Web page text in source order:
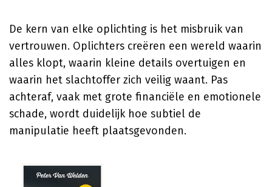
De kern van elke oplichting is het misbruik van
vertrouwen. Oplichters creëren een wereld waarin
alles klopt, waarin kleine details overtuigen en
waarin het slachtoffer zich veilig waant. Pas
achteraf, vaak met grote financiële en emotionele
schade, wordt duidelijk hoe subtiel de
manipulatie heeft plaatsgevonden.